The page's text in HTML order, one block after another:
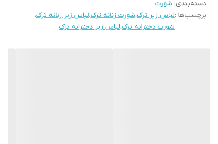
مورد استفاده
قابلیت بازگشت لباس زیر قابلیت بازگشت ندارد
دسته‌بندی: شورت
برچسب‌ها :لباس زیر ترک،شورت زنانه ترک،لباس زیر زنانه ترک،
شورت دخترانه ترک،لباس زیر دخترانه ترک